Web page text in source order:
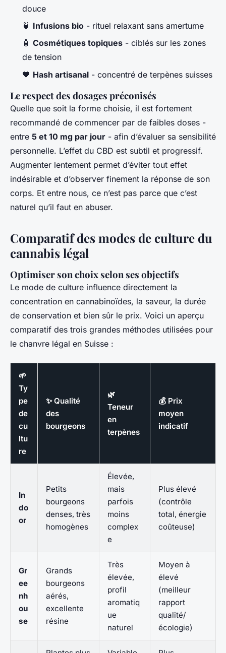
douce
🍵 Infusions bio - rituel relaxant sans amertume
🧴 Cosmétiques topiques - ciblés sur les zones
de tension
🖤 Hash artisanal - concentré de terpènes suisses
Le respect des dosages préconisés
Quelle que soit la forme choisie, il est fortement
recommandé de commencer par de faibles doses -
entre 5 et 10 mg par jour - afin d’évaluer sa sensibilité
personnelle. L’effet du CBD est subtil et progressif.
Augmenter lentement permet d’éviter tout effet
indésirable et d’observer finement la réponse de son
corps. Et entre nous, ce n’est pas parce que c’est
naturel qu’il faut en abuser.
Comparatif des modes de culture du
cannabis légal
Optimiser son choix selon ses objectifs
Le mode de culture influence directement la
concentration en cannabinoïdes, la saveur, la durée
de conservation et bien sûr le prix. Voici un aperçu
comparatif des trois grandes méthodes utilisées pour
le chanvre légal en Suisse :
🌱
Ty
pe
de
cu
ltu
re
✨ Qualité
des
bourgeons
🌿
Teneur
en
terpènes
💰 Prix
moyen
indicatif
In
do
or
Petits
bourgeons
denses, très
homogènes
Élevée,
mais
parfois
moins
complex
e
Plus élevé
(contrôle
total, énergie
coûteuse)
Gr
ee
nh
ou
se
Grands
bourgeons
aérés,
excellente
résine
Très
élevée,
profil
aromatiq
ue
naturel
Moyen à
élevé
(meilleur
rapport
qualité/
écologie)